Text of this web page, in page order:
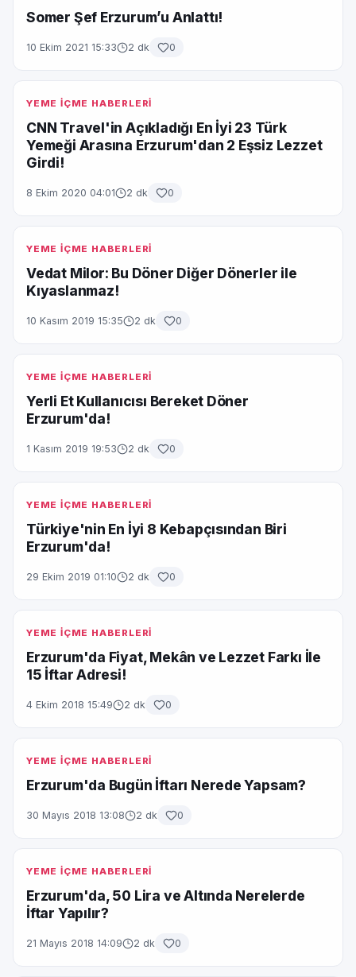
Somer Şef Erzurum’u Anlattı!
10 Ekim 2021 15:33 2 dk 0
YEME İÇME HABERLERİ
CNN Travel'in Açıkladığı En İyi 23 Türk
Yemeği Arasına Erzurum'dan 2 Eşsiz Lezzet
Girdi!
8 Ekim 2020 04:01 2 dk 0
YEME İÇME HABERLERİ
Vedat Milor: Bu Döner Diğer Dönerler ile
Kıyaslanmaz!
10 Kasım 2019 15:35 2 dk 0
YEME İÇME HABERLERİ
Yerli Et Kullanıcısı Bereket Döner
Erzurum'da!
1 Kasım 2019 19:53 2 dk 0
YEME İÇME HABERLERİ
Türkiye'nin En İyi 8 Kebapçısından Biri
Erzurum'da!
29 Ekim 2019 01:10 2 dk 0
YEME İÇME HABERLERİ
Erzurum'da Fiyat, Mekân ve Lezzet Farkı İle
15 İftar Adresi!
4 Ekim 2018 15:49 2 dk 0
YEME İÇME HABERLERİ
Erzurum'da Bugün İftarı Nerede Yapsam?
30 Mayıs 2018 13:08 2 dk 0
YEME İÇME HABERLERİ
Erzurum'da, 50 Lira ve Altında Nerelerde
İftar Yapılır?
21 Mayıs 2018 14:09 2 dk 0